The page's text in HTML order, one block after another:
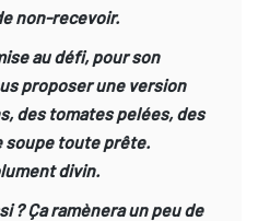
non-recevoir.
au défi, pour son
proposer une version
des tomates pelées, des
soupe toute prête.
divin.
? Ça ramènera un peu de